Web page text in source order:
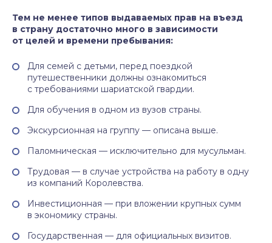
Тем не менее типов выдаваемых прав на въезд
в страну достаточно много в зависимости
от целей и времени пребывания:
Для семей с детьми, перед поездкой
путешественники должны ознакомиться
с требованиями шариатской гвардии.
Для обучения в одном из вузов страны.
Экскурсионная на группу — описана выше.
Паломническая — исключительно для мусульман.
Трудовая — в случае устройства на работу в одну
из компаний Королевства.
Инвестиционная — при вложении крупных сумм
в экономику страны.
Государственная — для официальных визитов.